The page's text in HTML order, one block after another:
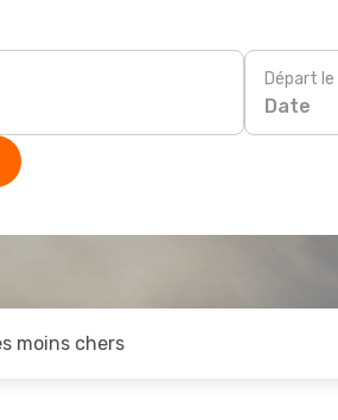
Départ le
Date
moins chers